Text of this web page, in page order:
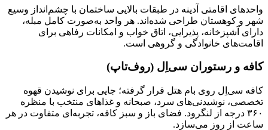
واحدهای اقامتی آدینه در طبقات بالایی ساختمان با چشم‌انداز وسیع
شهر و کوهستان طراحی شده‌اند. هر واحد به‌صورت کامل مبله،
دارای آشپزخانه، پذیرایی، اتاق خواب و امکانات رفاهی برای
اقامت‌های خانوادگی و گروهی است.
کافه و رستوران سی‌اِل (روف‌تاپ)
کافه سی‌اِل روی بام هتل قرار گرفته؛ جایی برای نوشیدن قهوه
تخصصی، نوشیدنی‌های سرد، صبحانه و غذاهای منتخب با منظره
۳۶۰ درجه از لنگرود. فضای باز و سبز کافه، تجربه‌ای متفاوت در هر
ساعت از روز می‌سازد.